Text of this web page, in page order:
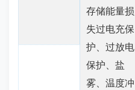
存储能量损
失过电充保
护、过放电
保护、盐
雾、温度冲